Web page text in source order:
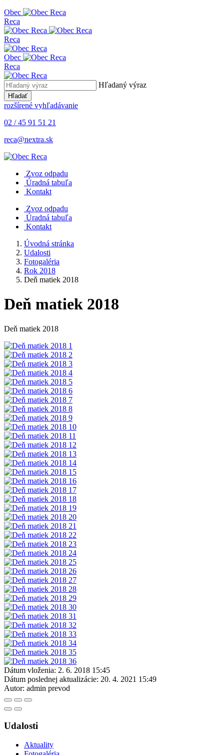
Obec
Reca
Reca
Obec
Reca
Hľadaný výraz
Hľadať
rozšírené vyhľadávanie
02 / 45 91 51 21
reca@nextra.sk
Zvoz odpadu
Úradná tabuľa
Kontakt
Zvoz odpadu
Úradná tabuľa
Kontakt
Úvodná stránka
Udalosti
Fotogaléria
Rok 2018
Deň matiek 2018
Deň matiek 2018
Deň matiek 2018
Dátum vloženia: 2. 6. 2018 15:45
Dátum poslednej aktualizácie: 20. 4. 2021 15:49
Autor: admin prevod
Udalosti
Aktuality